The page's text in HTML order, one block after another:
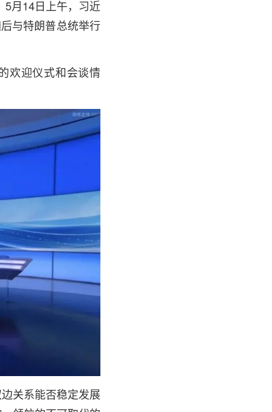
5月14日上午，习近
与特朗普总统举行
欢迎仪式和会谈情
关系能否稳定发展